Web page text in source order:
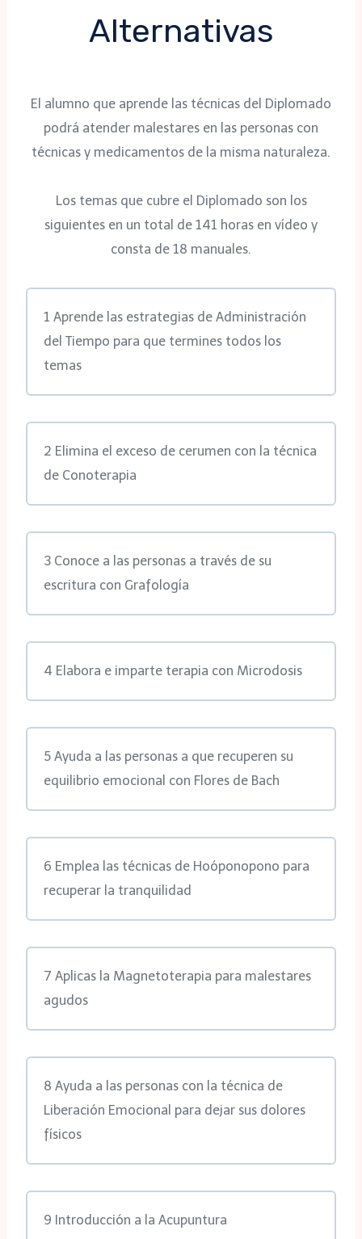
Alternativas
El alumno que aprende las técnicas del Diplomado
podrá atender malestares en las personas con
técnicas y medicamentos de la misma naturaleza.
Los temas que cubre el Diplomado son los
siguientes en un total de 141 horas en vídeo y
consta de 18 manuales.
1 Aprende las estrategias de Administración
del Tiempo para que termines todos los
temas
2 Elimina el exceso de cerumen con la técnica
de Conoterapia
3 Conoce a las personas a través de su
escritura con Grafología
4 Elabora e imparte terapia con Microdosis
5 Ayuda a las personas a que recuperen su
equilibrio emocional con Flores de Bach
6 Emplea las técnicas de Hoóponopono para
recuperar la tranquilidad
7 Aplicas la Magnetoterapia para malestares
agudos
8 Ayuda a las personas con la técnica de
Liberación Emocional para dejar sus dolores
físicos
9 Introducción a la Acupuntura